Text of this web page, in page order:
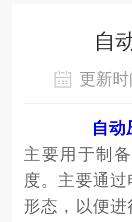
自
更新
自动
主要用于制
度。主要通
形态，以便